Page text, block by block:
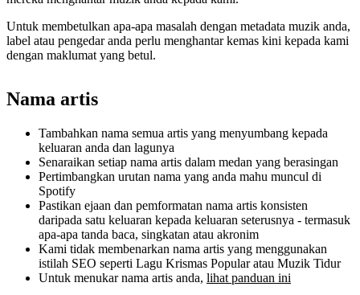
Untuk membetulkan apa-apa masalah dengan metadata muzik anda,
label atau pengedar anda perlu menghantar kemas kini kepada kami
dengan maklumat yang betul.
Nama artis
Tambahkan nama semua artis yang menyumbang kepada
keluaran anda dan lagunya
Senaraikan setiap nama artis dalam medan yang berasingan
Pertimbangkan urutan nama yang anda mahu muncul di
Spotify
Pastikan ejaan dan pemformatan nama artis konsisten
daripada satu keluaran kepada keluaran seterusnya - termasuk
apa-apa tanda baca, singkatan atau akronim
Kami tidak membenarkan nama artis yang menggunakan
istilah SEO seperti Lagu Krismas Popular atau Muzik Tidur
Untuk menukar nama artis anda, lihat panduan ini